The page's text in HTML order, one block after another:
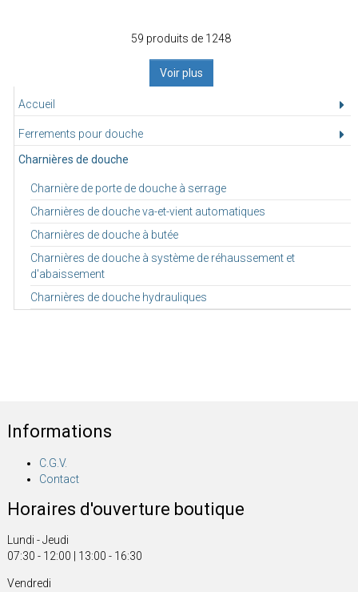
Accueil
Ferrements pour douche
Charnières de douche
Charnière de porte de douche à serrage
Charnières de douche va-et-vient automatiques
Charnières de douche à butée
Charnières de douche à système de réhaussement et
d'abaissement
Charnières de douche hydrauliques
59 produits de 1248
Voir plus
Informations
C.G.V.
Contact
Horaires d'ouverture boutique
Lundi - Jeudi
07:30 - 12:00 | 13:00 - 16:30
Vendredi